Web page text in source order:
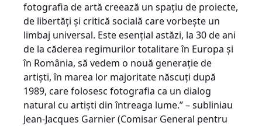
fotografia de artă creează un spațiu de proiecte,
de libertăți și critică socială care vorbește un
limbaj universal. Este esențial astăzi, la 30 de ani
de la căderea regimurilor totalitare în Europa și
în România, să vedem o nouă generație de
artiști, în marea lor majoritate născuți după
1989, care folosesc fotografia ca un dialog
natural cu artiști din întreaga lume.” – subliniau
Jean-Jacques Garnier (Comisar General pentru